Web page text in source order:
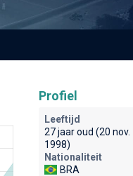
Profiel
Leeftijd
27 jaar oud (20 nov.
1998)
Nationaliteit
BRA